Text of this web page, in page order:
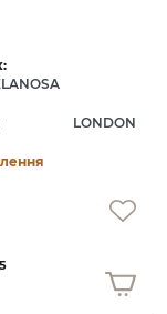
LONDON